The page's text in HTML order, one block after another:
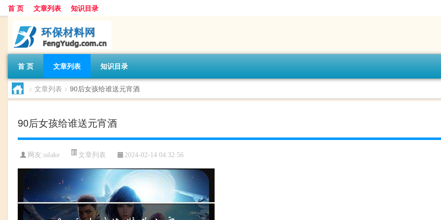
首 页 文章列表 知识目录
首 页 文章列表 知识目录
> 文章列表 > 90后女孩给谁送元宵酒
90后女孩给谁送元宵酒
网友:sslake 文章列表 2024-02-14 04:32:56